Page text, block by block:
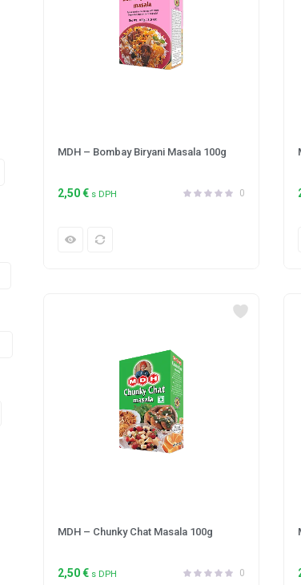
MDH – Bombay Biryani Masala 100g
0
2,50€ s DPH
MDH – Chunky Chat Masala 100g
0
2,50€ s DPH